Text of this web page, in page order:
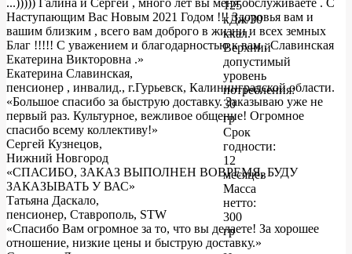
...))))) Галина и Сергей , много лет вы меня обслуживаете . С
Наступающим Вас Новым 2021 Годом !!! Здоровья вам и
вашим близким , всего вам доброго в жизни и всех земных
Благ !!!!! С уважением и благодарностью к вам . Славинская
Екатерина Викторовна .»
Екатерина Славинская,
пенсионер , инвалид., г.Гурьевск, Калининградской области.
«Большое спасибо за быструю доставку. Заказываю уже не
первый раз. Культурное, вежливое общение! Огромное
спасибо всему коллективу!»
Сергей Кузнецов,
Нижний Новгород
«СПАСИБО, ЗАКАЗ ВЫПОЛНЕН ВОВРЕМЯ, БУДУ
ЗАКАЗЫВАТЬ У ВАС»
Татьяна Даскало,
пенсионер, Ставрополь, STW
«Спасибо Вам огромное за то, что вы делаете! За хорошее
отношение, низкие цены и быструю доставку.»
125
кДж/30
ккал.
Верхний
допустимый
уровень
потребления:
30
гр
Срок
годности:
12
месяцев
Масса
нетто:
300
гр